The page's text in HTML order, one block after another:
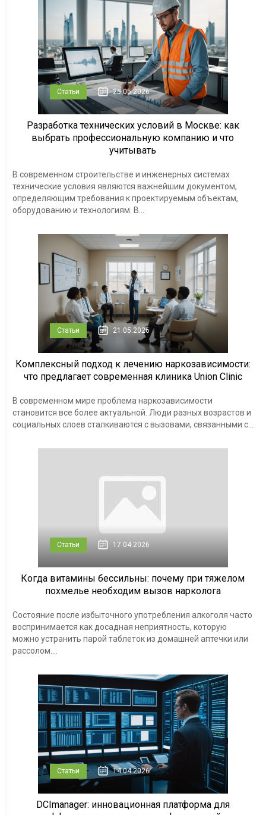
Статьи 25.05.2026
Разработка технических условий в Москве: как
выбрать профессиональную компанию и что
учитывать
В современном строительстве и инженерных системах
технические условия являются важнейшим документом,
определяющим требования к проектируемым объектам,
оборудованию и технологиям. В...
Статьи 21.05.2026
Комплексный подход к лечению наркозависимости:
что предлагает современная клиника Union Clinic
В современном мире проблема наркозависимости
становится все более актуальной. Люди разных возрастов и
социальных слоев сталкиваются с вызовами, связанными с...
Статьи 17.04.2026
Когда витамины бессильны: почему при тяжелом
похмелье необходим вызов нарколога
Состояние после избыточного употребления алкоголя часто
воспринимается как досадная неприятность, которую
можно устранить парой таблеток из домашней аптечки или
рассолом....
Статьи 14.04.2026
DCImanager: инновационная платформа для